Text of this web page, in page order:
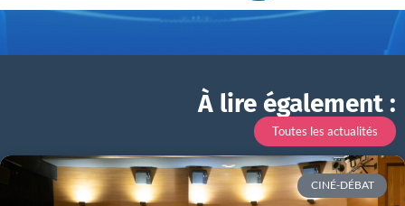
À lire également :
Toutes les actualités
CINÉ-DÉBAT